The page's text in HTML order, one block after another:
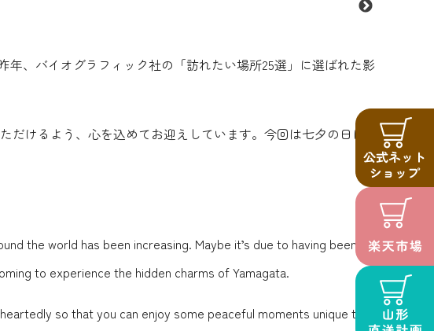
、バイオグラフィック社の「訪れたい場所25選」に選ばれた影
けるよう、心を込めてお迎えしています。今回は七夕の日に特
the world has been increasing. Maybe it’s due to having been
to experience the hidden charms of Yamagata.
so that you can enjoy some peaceful moments unique to